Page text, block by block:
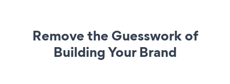
Remove the Guesswork of
Building Your Brand